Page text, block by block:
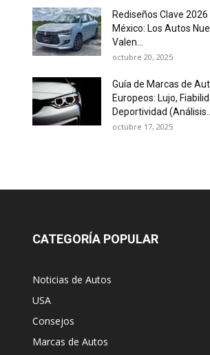
Rediseños Clave 2026
México: Los Autos
Valen...
octubre 20, 2025
Guía de Marcas de
Europeos: Lujo,
Deportividad (Análisis...
octubre 17, 2025
CATEGORÍA POPULAR
Noticias de Autos
USA
Consejos
Marcas de Autos